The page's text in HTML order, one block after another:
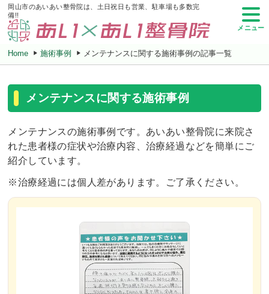
岡山市のあいあい整骨院は、土日祝日も営業、駐車場も多数完
備!!
メニュー
Home 施術事例 メンテナンスに関する施術事例の記事一覧
メンテナンスに関する施術事例
メンテナンスの施術事例です。あいあい整骨院に来院さ
れた患者様の症状や治療内容、治療経過などを簡単にご
紹介しています。
※治療経過には個人差があります。ご了承ください。